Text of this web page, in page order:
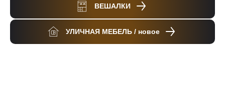
ВЕШАЛКИ
УЛИЧНАЯ МЕБЕЛЬ / новое